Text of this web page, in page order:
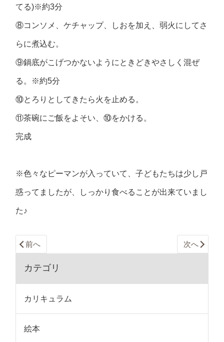
てる)※約3分
⑧コンソメ、ケチャップ、しおを加え、弱火にしてさ
らに煮込む。
⑨鍋底がこげつかないようにときどきやさしく混ぜ
る。※約5分
⑩とろりとしてきたら火を止める。
⑪茶碗にご飯をよそい、⑩をかける。
完成
※色々なピーマンが入っていて、子どもたちは少し戸
惑ってましたが、しっかり食べることが出来ていまし
た♪
前へ 次へ
カテゴリ
カリキュラム
絵本